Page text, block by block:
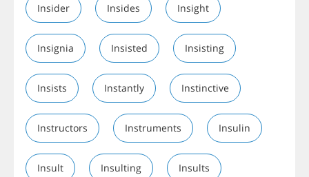
Insider Insides Insight
Insignia Insisted Insisting
Insists Instantly Instinctive
Instructors Instruments Insulin
Insult Insulting Insults